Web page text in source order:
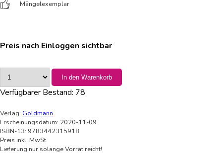
Mängelexemplar
Preis nach Einloggen sichtbar
In den Warenkorb
Verfügbarer Bestand: 78
Verlag: Goldmann
Erscheinungsdatum: 2020-11-09
ISBN-13: 9783442315918
Preis inkl. MwSt.
Lieferung nur solange Vorrat reicht!